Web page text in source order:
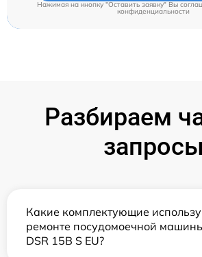
Нажимая на кнопку "Оставить заявку" Вы
конфиденциальности
Разбираем
запросы
Какие комплектующие
ремонте посудомоечной
DSR 15B S EU?